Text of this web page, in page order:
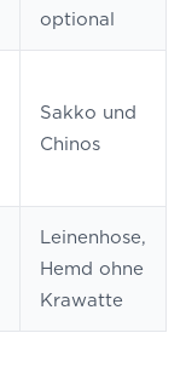
optional
Sakko und
Chinos
Leinenhose,
Hemd ohne
Krawatte